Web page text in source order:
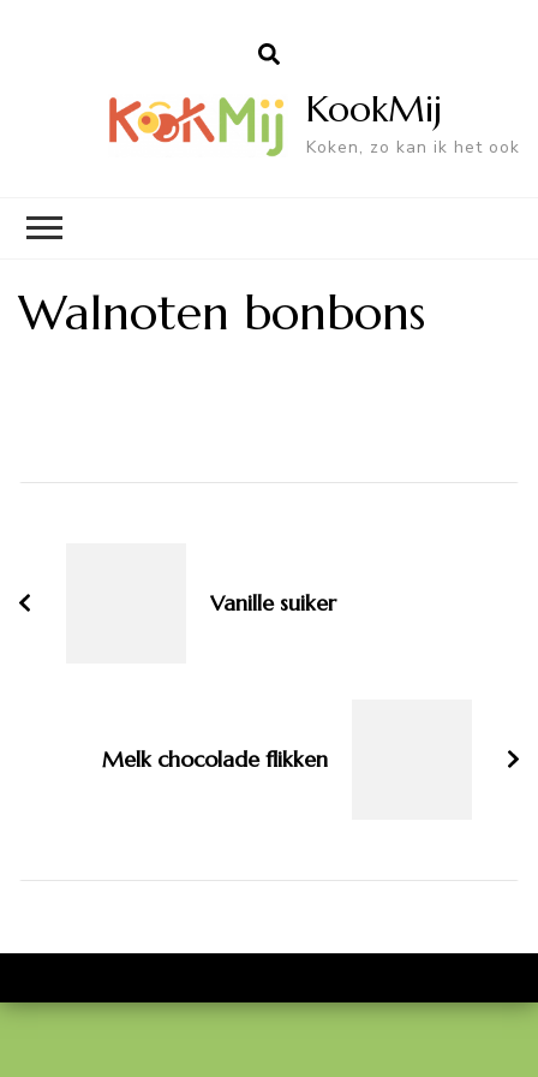
KookMij
Koken, zo kan ik het ook
Walnoten bonbons
Vanille suiker
Melk chocolade flikken